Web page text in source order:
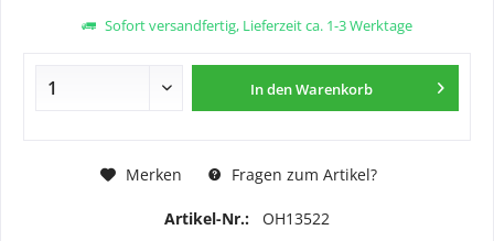
Sofort versandfertig, Lieferzeit ca. 1-3 Werktage
In denWarenkorb
Merken Fragen zum Artikel?
Artikel-Nr.: OH13522